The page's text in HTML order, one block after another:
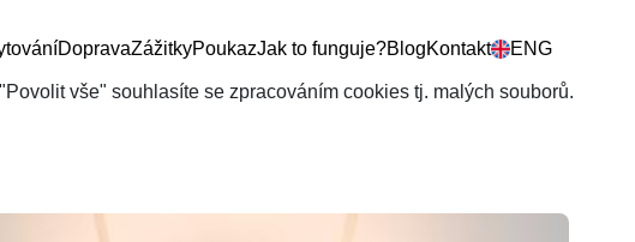
DopravaZážitkyPoukazJak to funguje?BlogKontakt ENG
vše" souhlasíte se zpracováním cookies tj. malých souborů.